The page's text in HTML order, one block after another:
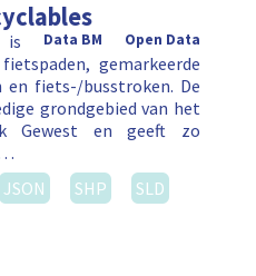
Open Data
Data BM
is
gemarkeerde
fiets-/busstroken. De
grondgebied van het
Gewest en geeft zo
JSON SHP
SLD